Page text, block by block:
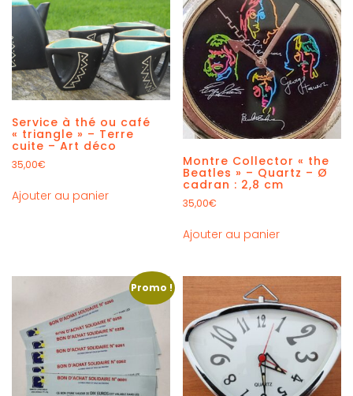
Service à thé ou café
« triangle » – Terre
cuite – Art déco
35,00€
Ajouter au panier
Montre Collector « the
Beatles » – Quartz – Ø
cadran : 2,8 cm
35,00€
Ajouter au panier
Promo !